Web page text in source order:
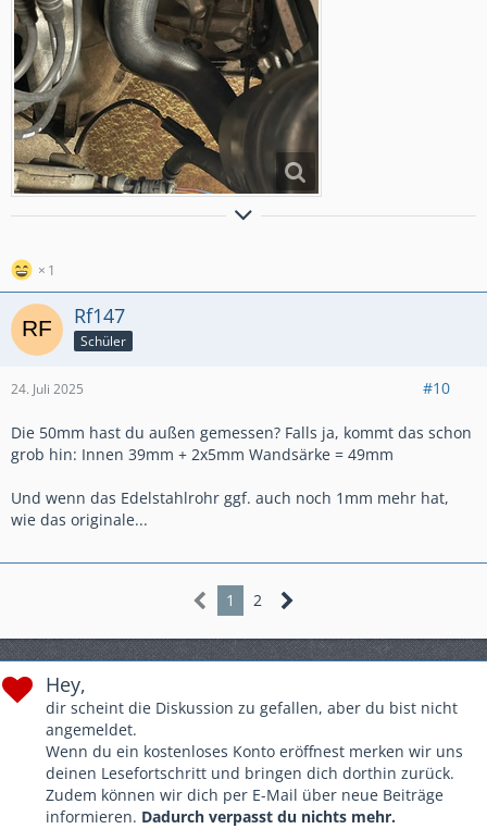
1999-2001 1988erKadett E GSi
2004-2008 1994er
2024-........ 1990er
1
Rf147
Schüler
24. Juli 2025 #10
Die 50mm hast du außen gemessen? Falls ja, kommt das schon
grob hin: Innen 39mm + 2x5mm Wandsärke = 49mm
Und wenn das Edelstahlrohr ggf. auch noch 1mm mehr hat,
wie das originale...
1 2
Hey,
dir scheint die Diskussion zu gefallen, aber du bist nicht
angemeldet.
Wenn du ein kostenloses Konto eröffnest merken wir uns
deinen Lesefortschritt und bringen dich dorthin zurück.
Zudem können wir dich per E-Mail über neue Beiträge
informieren. Dadurch verpasst du nichts mehr.